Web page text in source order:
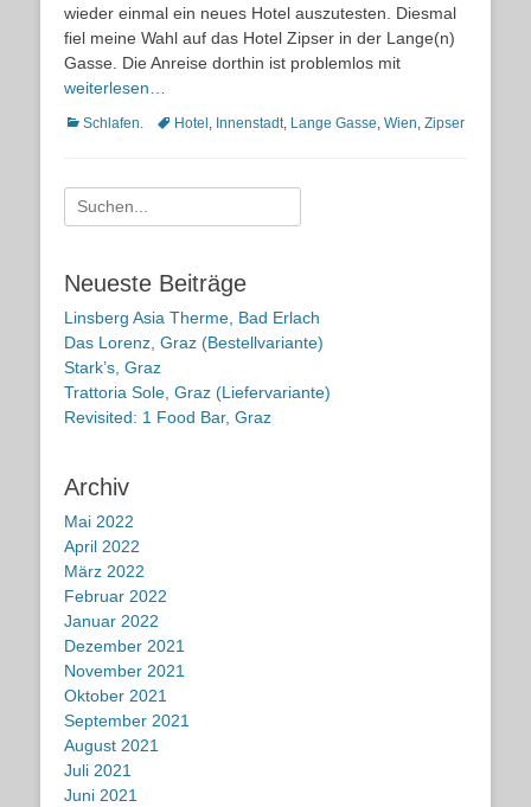
wieder einmal ein neues Hotel auszutesten. Diesmal
fiel meine Wahl auf das Hotel Zipser in der Lange(n)
Gasse. Die Anreise dorthin ist problemlos mit
weiterlesen…
Kategorien
Schlafen. Schlagworte
Hotel , Innenstadt, Lange Gasse, Wien, Zipser
Suche
nach:
Neueste Beiträge
Linsberg Asia Therme, Bad Erlach
Das Lorenz, Graz (Bestellvariante)
Stark’s, Graz
Trattoria Sole, Graz (Liefervariante)
Revisited: 1 Food Bar, Graz
Archiv
Mai 2022
April 2022
März 2022
Februar 2022
Januar 2022
Dezember 2021
November 2021
Oktober 2021
September 2021
August 2021
Juli 2021
Juni 2021